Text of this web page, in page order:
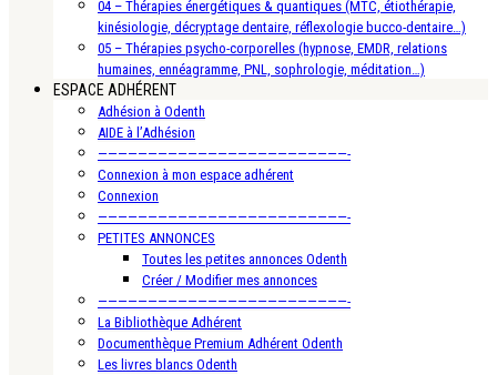
04 – Thérapies énergétiques & quantiques (MTC, étiothérapie,
kinésiologie, décryptage dentaire, réflexologie bucco-dentaire…)
05 – Thérapies psycho-corporelles (hypnose, EMDR, relations
humaines, ennéagramme, PNL, sophrologie, méditation…)
ESPACE ADHÉRENT
Adhésion à Odenth
AIDE à l’Adhésion
—————————————————————————-
Connexion à mon espace adhérent
Connexion
—————————————————————————-
PETITES ANNONCES
Toutes les petites annonces Odenth
Créer / Modifier mes annonces
—————————————————————————-
La Bibliothèque Adhérent
Documenthèque Premium Adhérent Odenth
Les livres blancs Odenth